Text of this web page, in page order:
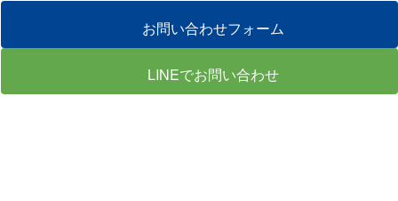
お問い合わせフォーム
LINEでお問い合わせ